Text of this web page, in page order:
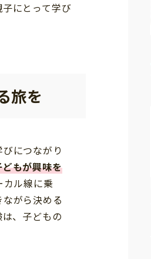
にとって学び
旅を
びにつながり
どもが興味を
カル線に乗
がら決める
、子どもの